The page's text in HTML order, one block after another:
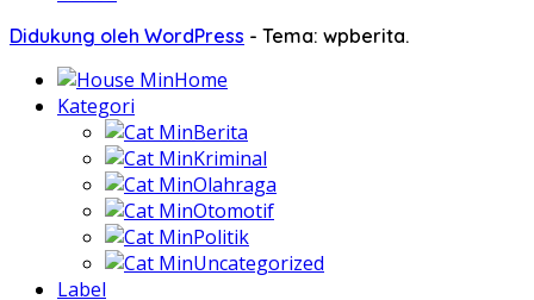
Didukung oleh WordPress - Tema: wpberita.
Home
Kategori
Berita
Kriminal
Olahraga
Otomotif
Politik
Uncategorized
Label